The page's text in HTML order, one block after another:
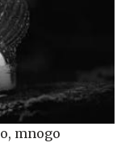
mnogo